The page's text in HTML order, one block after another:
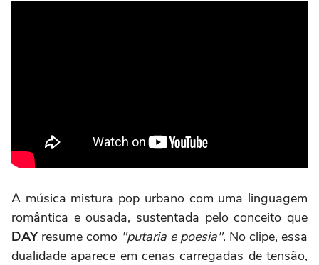
A música mistura pop urbano com uma linguagem
romântica e ousada, sustentada pelo conceito que
DAY resume como "putaria e poesia". No clipe, essa
dualidade aparece em cenas carregadas de tensão,